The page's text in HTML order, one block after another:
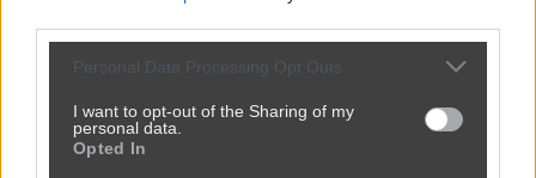
Personal Data Processing Opt Outs
I want to opt-out of the Sharing of my
personal data.
Opted In
11